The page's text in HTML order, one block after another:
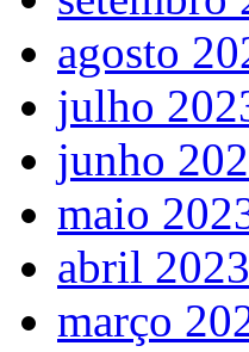
agosto
julho
junho
maio
abril 2023
março